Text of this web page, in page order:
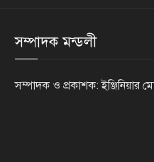
সম্পাদক মন্ডলী
সম্পাদক ও প্রকাশক: ইঞ্জিনিয়ার